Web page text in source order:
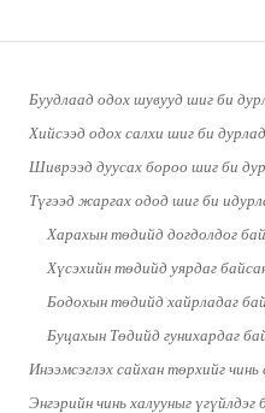
Буудлаад одох шувууд шиг би
Хийсээд одох салхи шиг би
Шиврээд дуусах бороо шиг би
Түгээд жаргах одод шиг би
Харахын төдийд догдолдог
Хүсэхийн төдийд уярдаг
Бодохын төдийд хайрладаг
Буцахын Төдийд гунихардаг
Инээмсэглэх сайхан төрхийг чинь
Энгэрийн чинь халууныг үгүйлдэг